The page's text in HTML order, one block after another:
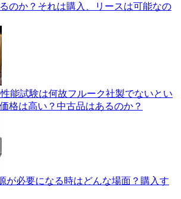
のか？それは購入、リースは可能なの
能試験は何故フルーク社製でないとい
格は高い？中古品はあるのか？
が必要になる時はどんな場面？購入す